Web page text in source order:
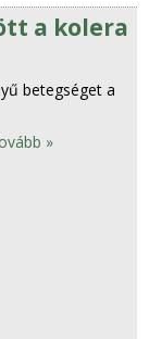
a kolera
betegséget a
»